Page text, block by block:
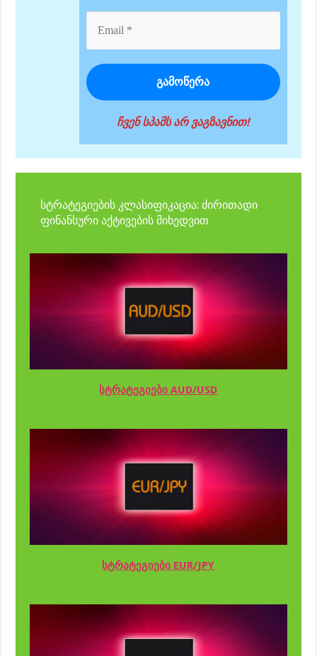
ჩვენ სპამს არ ვაგზავნით!
სტრატეგიების კლასიფიკაცია: ძირითადი
ფინანსური აქტივების მიხედვით
სტრატეგიები AUD/USD
სტრატეგიები EUR/JPY